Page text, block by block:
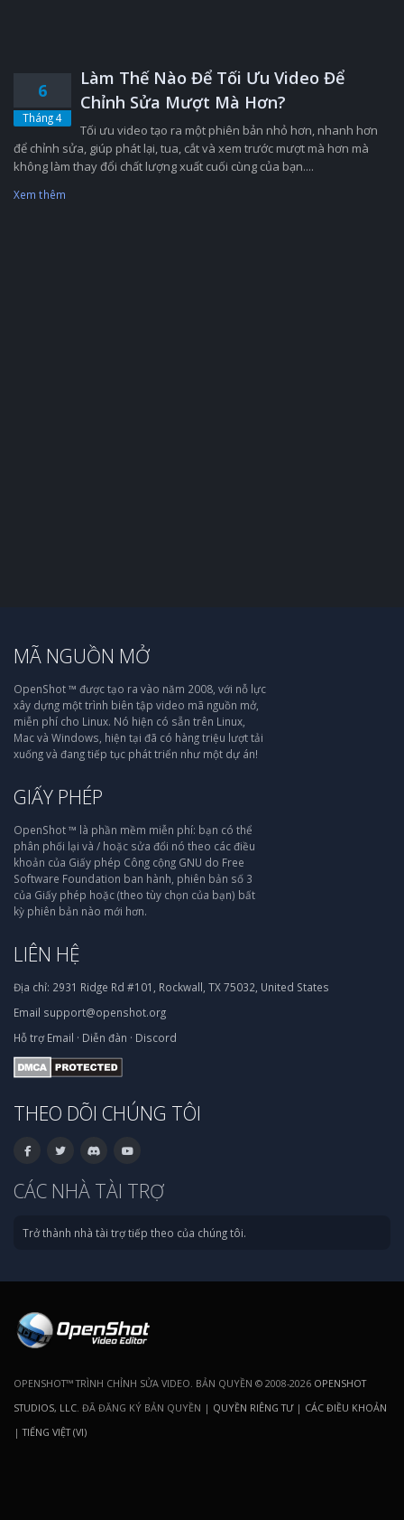
6
Tháng 4
Làm Thế Nào Để Tối Ưu Video Để
Chỉnh Sửa Mượt Mà Hơn?
Tối ưu video tạo ra một phiên bản nhỏ hơn, nhanh hơn
để chỉnh sửa, giúp phát lại, tua, cắt và xem trước mượt mà hơn mà
không làm thay đổi chất lượng xuất cuối cùng của bạn....
Xem thêm
MÃ NGUỒN MỞ
OpenShot ™ được tạo ra vào năm 2008, với nỗ lực
xây dựng một trình biên tập video mã nguồn mở,
miễn phí cho Linux. Nó hiện có sẵn trên Linux,
Mac và Windows, hiện tại đã có hàng triệu lượt tải
xuống và đang tiếp tục phát triển như một dự án!
GIẤY PHÉP
OpenShot ™ là phần mềm miễn phí: bạn có thể
phân phối lại và / hoặc sửa đổi nó theo các điều
khoản của Giấy phép Công cộng GNU do Free
Software Foundation ban hành, phiên bản số 3
của Giấy phép hoặc (theo tùy chọn của bạn) bất
kỳ phiên bản nào mới hơn.
LIÊN HỆ
Địa chỉ: 2931 Ridge Rd #101, Rockwall, TX 75032, United States
Email support@openshot.org
Hỗ trợ Email · Diễn đàn · Discord
THEO DÕI CHÚNG TÔI
CÁC NHÀ TÀI TRỢ
Trở thành nhà tài trợ tiếp theo của chúng tôi.
OPENSHOT™ TRÌNH CHỈNH SỬA VIDEO. BẢN QUYỀN © 2008-2026 OPENSHOT
STUDIOS, LLC . ĐÃ ĐĂNG KÝ BẢN QUYỀN | QUYỀN RIÊNG TƯ| CÁC ĐIỀU KHOẢN
|TIẾNG VIỆT (VI)